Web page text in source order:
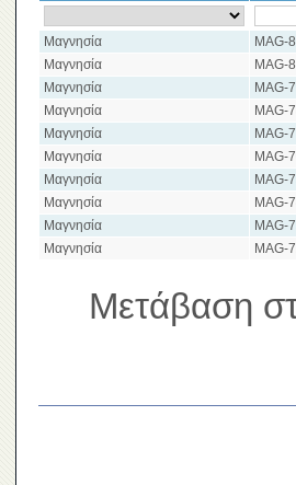
Μαγνησία MAG-
Μαγνησία
MAG-8
Μαγνησία
MAG-
Μαγνησία
MAG-
Μαγνησία
MAG-
Μαγνησία
MAG-
Μαγνησία
MAG-
Μαγνησία
MAG-
Μαγνησία
MAG-
Μαγνησία
MAG-
Μετάβαση